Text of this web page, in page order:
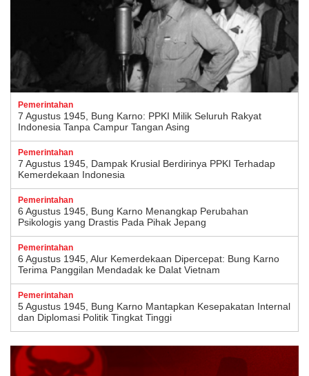
Pemerintahan
7 Agustus 1945, Bung Karno: PPKI Milik Seluruh Rakyat
Indonesia Tanpa Campur Tangan Asing
Pemerintahan
7 Agustus 1945, Dampak Krusial Berdirinya PPKI Terhadap
Kemerdekaan Indonesia
Pemerintahan
6 Agustus 1945, Bung Karno Menangkap Perubahan
Psikologis yang Drastis Pada Pihak Jepang
Pemerintahan
6 Agustus 1945, Alur Kemerdekaan Dipercepat: Bung Karno
Terima Panggilan Mendadak ke Dalat Vietnam
Pemerintahan
5 Agustus 1945, Bung Karno Mantapkan Kesepakatan Internal
dan Diplomasi Politik Tingkat Tinggi